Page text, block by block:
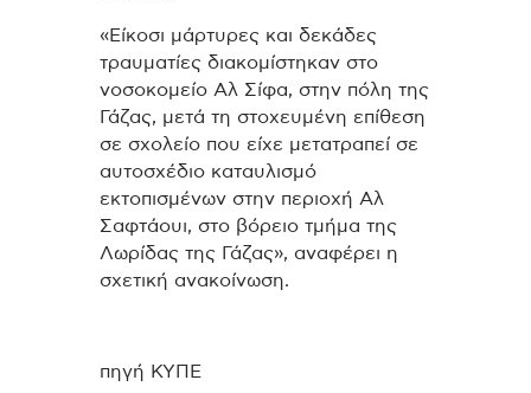
«Είκοσι μάρτυρες και δεκάδες
τραυματίες διακομίστηκαν στο
νοσοκομείο Αλ Σίφα, στην πόλη της
Γάζας, μετά τη στοχευμένη επίθεση
σε σχολείο που είχε μετατραπεί σε
αυτοσχέδιο καταυλισμό
εκτοπισμένων στην περιοχή Αλ
Σαφτάουι, στο βόρειο τμήμα της
Λωρίδας της Γάζας», αναφέρει η
σχετική ανακοίνωση.
πηγή ΚΥΠΕ